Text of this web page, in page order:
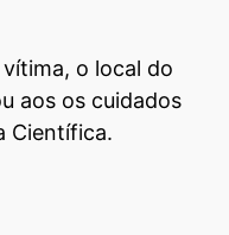
o local do
aos os cuidados
Científica.